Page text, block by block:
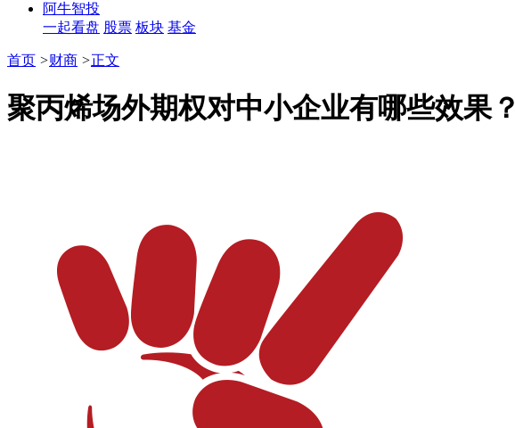
阿牛智投
一起看盘 股票 板块 基金
首页 >财商 >正文
聚丙烯场外期权对中小企业有哪些效果？